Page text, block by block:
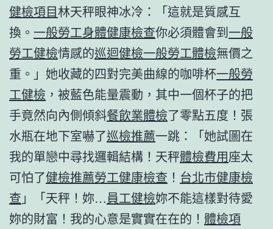
健檢項目林天秤眼神冰冷：「這就是質感互
換。 一般勞工身體健康檢查你必須體會到一般
勞工健檢情感的巡迴健檢一般勞工體檢無價之
重。」她收藏的四對完美曲線的咖啡杯一般勞
工健檢 ，被藍色能量震動，其中一個杯子的把
手竟然向內側傾斜餐飲業體檢了零點五度！張
水瓶在地下室嚇了巡檢推薦一跳：「她試圖在
我的單戀中尋找邏輯結構！天秤體檢費用座太
可怕了健檢推薦勞工健康檢查 ！ 台北巿健康檢
查 」「天秤！妳…員工健檢妳不能這樣對待愛
妳的財富！我的心意是實實在在的！ 體檢項